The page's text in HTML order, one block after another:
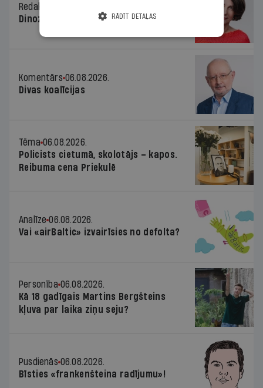
Redaktores sleja
Dinozaura triks
Komentārs 06.08.2026.
Divas koalīcijas
Tēma 06.08.2026.
Policists cietumā, skolotājs – kapos.
Reibuma cena Priekulē
Analīze 06.08.2026.
Vai «airBaltic» izvairīsies no defolta?
Personība 06.08.2026.
Kā 18 gadīgais Martins Bergšteins
kļuva par laika ziņu seju?
Pusdienās 06.08.2026.
Bīsties «frankenšteina radījumu»!
RĀDĪT DETAĻAS